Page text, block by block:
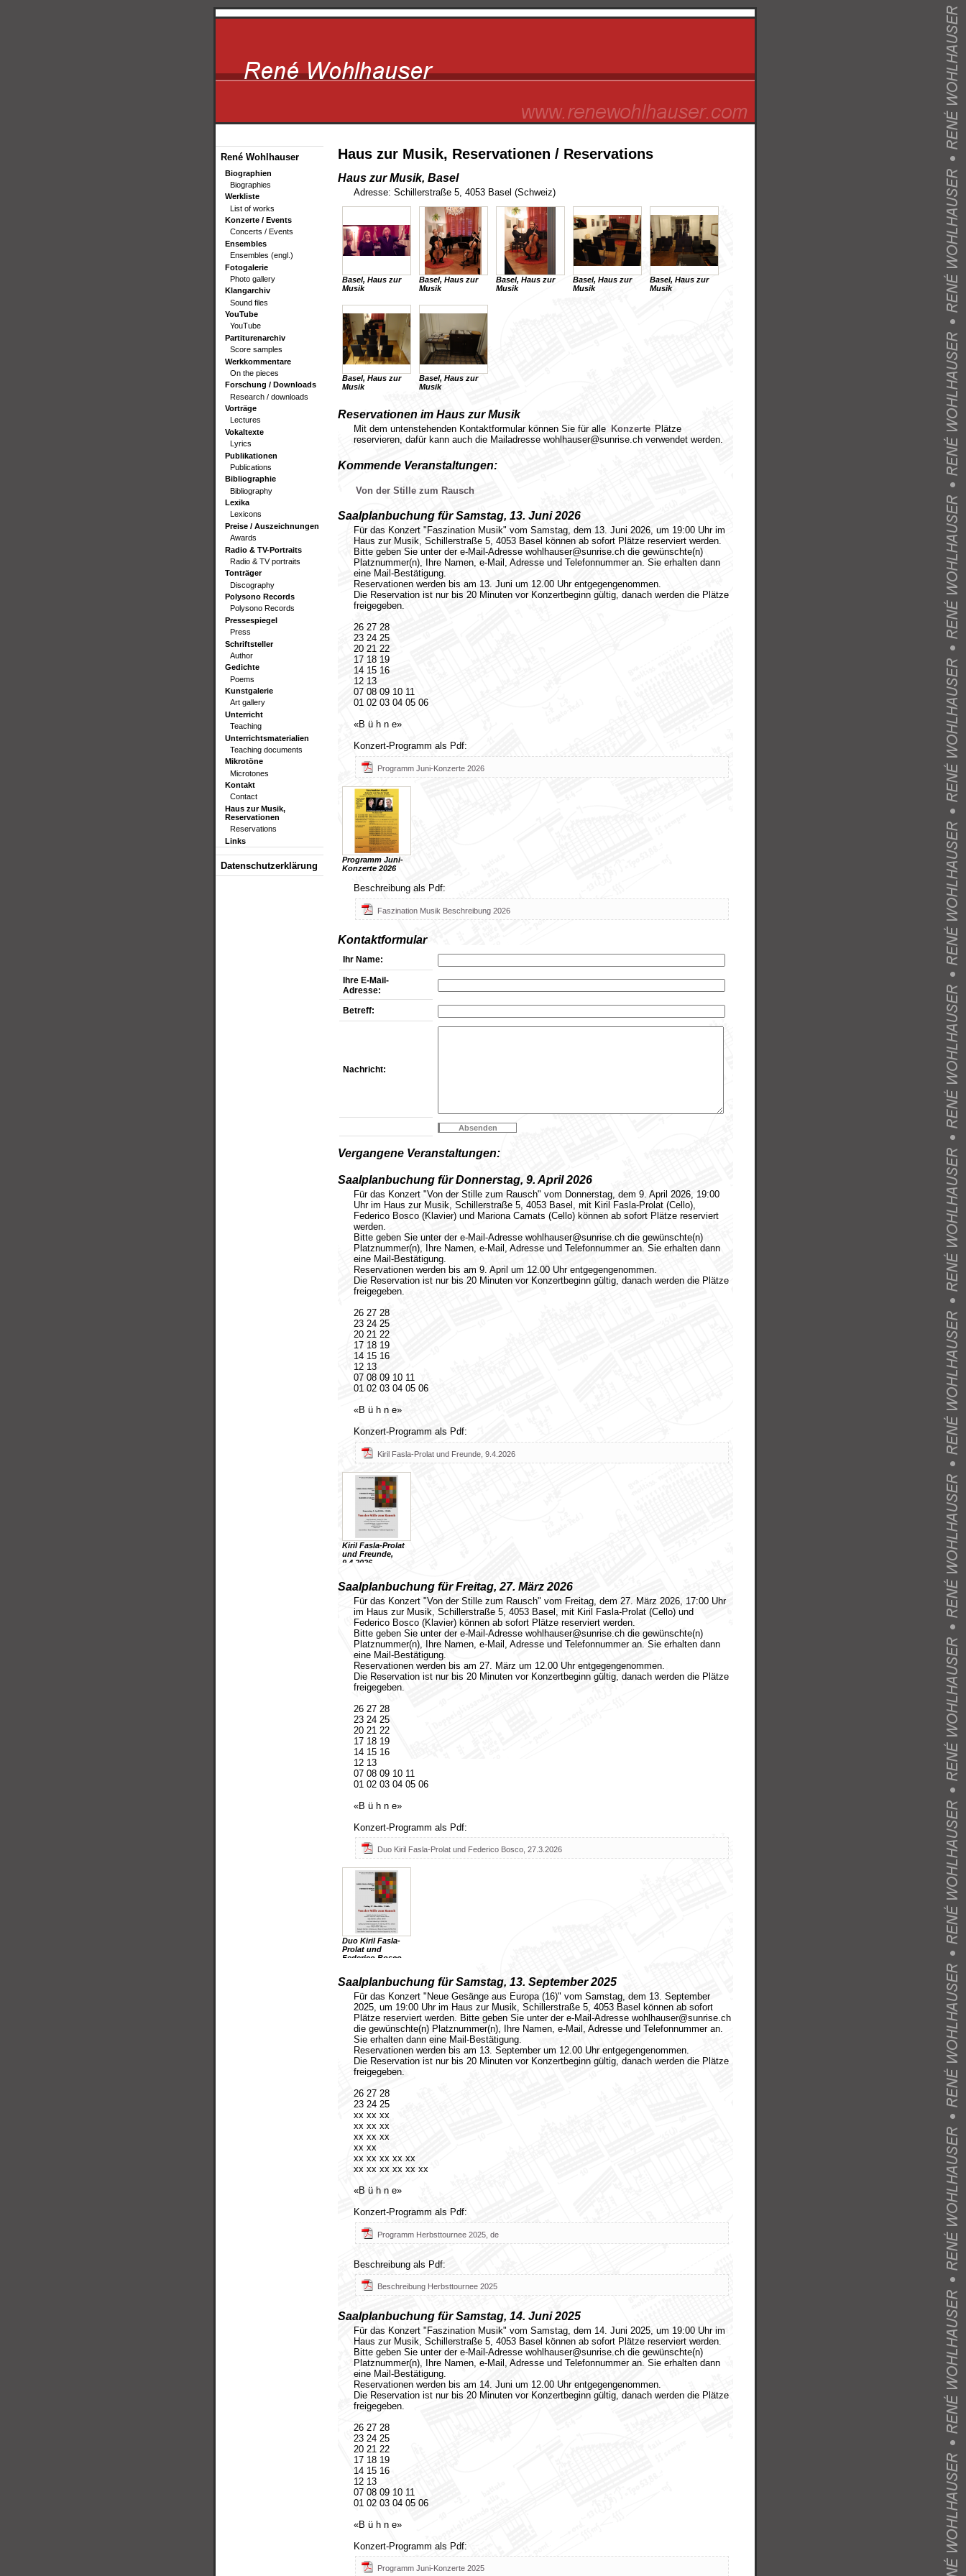
René Wohlhauser
Biographien
Biographies
Werkliste
List of works
Konzerte / Events
Concerts / Events
Ensembles
Ensembles (engl.)
Fotogalerie
Photo gallery
Klangarchiv
Sound files
YouTube
YouTube
Partiturenarchiv
Score samples
Werkkommentare
On the pieces
Forschung / Downloads
Research / downloads
Vorträge
Lectures
Vokaltexte
Lyrics
Publikationen
Publications
Bibliographie
Bibliography
Lexika
Lexicons
Preise / Auszeichnungen
Awards
Radio & TV-Portraits
Radio & TV portraits
Tonträger
Discography
Polysono Records
Polysono Records
Pressespiegel
Press
Schriftsteller
Author
Gedichte
Poems
Kunstgalerie
Art gallery
Unterricht
Teaching
Unterrichtsmaterialien
Teaching documents
Mikrotöne
Microtones
Kontakt
Contact
Haus zur Musik,
Reservationen
Reservations
Links
Datenschutzerklärung
Haus zur Musik, Reservationen / Reservations
Haus zur Musik, Basel
Adresse: Schillerstraße 5, 4053 Basel (Schweiz)
Basel, Haus zur
Musik
Basel, Haus zur
Musik
Basel, Haus zur
Musik
Basel, Haus zur
Musik
Basel, Haus zur
Musik
Basel, Haus zur
Musik
Basel, Haus zur
Musik
Reservationen im Haus zur Musik
Mit dem untenstehenden Kontaktformular können Sie für alle Konzerte Plätze
reservieren, dafür kann auch die Mailadresse wohlhauser@sunrise.ch verwendet werden.
Kommende Veranstaltungen:
Von der Stille zum Rausch
Saalplanbuchung für Samstag, 13. Juni 2026
Für das Konzert "Faszination Musik" vom Samstag, dem 13. Juni 2026, um 19:00 Uhr im
Haus zur Musik, Schillerstraße 5, 4053 Basel können ab sofort Plätze reserviert werden.
Bitte geben Sie unter der e-Mail-Adresse wohlhauser@sunrise.ch die gewünschte(n)
Platznummer(n), Ihre Namen, e-Mail, Adresse und Telefonnummer an. Sie erhalten dann
eine Mail-Bestätigung.
Reservationen werden bis am 13. Juni um 12.00 Uhr entgegengenommen.
Die Reservation ist nur bis 20 Minuten vor Konzertbeginn gültig, danach werden die Plätze
freigegeben.
26 27 28
23 24 25
20 21 22
17 18 19
14 15 16
12 13
07 08 09 10 11
01 02 03 04 05 06
«B ü h n e»
Konzert-Programm als Pdf:
Programm Juni-Konzerte 2026
Programm Juni-
Konzerte 2026
Beschreibung als Pdf:
Faszination Musik Beschreibung 2026
Kontaktformular
Ihr Name:
Ihre E-Mail-
Adresse:
Betreff:
Nachricht:
Vergangene Veranstaltungen:
Saalplanbuchung für Donnerstag, 9. April 2026
Für das Konzert "Von der Stille zum Rausch" vom Donnerstag, dem 9. April 2026, 19:00
Uhr im Haus zur Musik, Schillerstraße 5, 4053 Basel, mit Kiril Fasla-Prolat (Cello),
Federico Bosco (Klavier) und Mariona Camats (Cello) können ab sofort Plätze reserviert
werden.
Bitte geben Sie unter der e-Mail-Adresse wohlhauser@sunrise.ch die gewünschte(n)
Platznummer(n), Ihre Namen, e-Mail, Adresse und Telefonnummer an. Sie erhalten dann
eine Mail-Bestätigung.
Reservationen werden bis am 9. April um 12.00 Uhr entgegengenommen.
Die Reservation ist nur bis 20 Minuten vor Konzertbeginn gültig, danach werden die Plätze
freigegeben.
26 27 28
23 24 25
20 21 22
17 18 19
14 15 16
12 13
07 08 09 10 11
01 02 03 04 05 06
«B ü h n e»
Konzert-Programm als Pdf:
Kiril Fasla-Prolat und Freunde, 9.4.2026
Kiril Fasla-Prolat
und Freunde,
9.4.2026
Saalplanbuchung für Freitag, 27. März 2026
Für das Konzert "Von der Stille zum Rausch" vom Freitag, dem 27. März 2026, 17:00 Uhr
im Haus zur Musik, Schillerstraße 5, 4053 Basel, mit Kiril Fasla-Prolat (Cello) und
Federico Bosco (Klavier) können ab sofort Plätze reserviert werden.
Bitte geben Sie unter der e-Mail-Adresse wohlhauser@sunrise.ch die gewünschte(n)
Platznummer(n), Ihre Namen, e-Mail, Adresse und Telefonnummer an. Sie erhalten dann
eine Mail-Bestätigung.
Reservationen werden bis am 27. März um 12.00 Uhr entgegengenommen.
Die Reservation ist nur bis 20 Minuten vor Konzertbeginn gültig, danach werden die Plätze
freigegeben.
26 27 28
23 24 25
20 21 22
17 18 19
14 15 16
12 13
07 08 09 10 11
01 02 03 04 05 06
«B ü h n e»
Konzert-Programm als Pdf:
Duo Kiril Fasla-Prolat und Federico Bosco, 27.3.2026
Duo Kiril Fasla-
Prolat und
Federico Bosco,
Saalplanbuchung für Samstag, 13. September 2025
Für das Konzert "Neue Gesänge aus Europa (16)" vom Samstag, dem 13. September
2025, um 19:00 Uhr im Haus zur Musik, Schillerstraße 5, 4053 Basel können ab sofort
Plätze reserviert werden. Bitte geben Sie unter der e-Mail-Adresse wohlhauser@sunrise.ch
die gewünschte(n) Platznummer(n), Ihre Namen, e-Mail, Adresse und Telefonnummer an.
Sie erhalten dann eine Mail-Bestätigung.
Reservationen werden bis am 13. September um 12.00 Uhr entgegengenommen.
Die Reservation ist nur bis 20 Minuten vor Konzertbeginn gültig, danach werden die Plätze
freigegeben.
26 27 28
23 24 25
xx xx xx
xx xx xx
xx xx xx
xx xx
xx xx xx xx xx
xx xx xx xx xx xx
«B ü h n e»
Konzert-Programm als Pdf:
Programm Herbsttournee 2025, de
Beschreibung als Pdf:
Beschreibung Herbsttournee 2025
Saalplanbuchung für Samstag, 14. Juni 2025
Für das Konzert "Faszination Musik" vom Samstag, dem 14. Juni 2025, um 19:00 Uhr im
Haus zur Musik, Schillerstraße 5, 4053 Basel können ab sofort Plätze reserviert werden.
Bitte geben Sie unter der e-Mail-Adresse wohlhauser@sunrise.ch die gewünschte(n)
Platznummer(n), Ihre Namen, e-Mail, Adresse und Telefonnummer an. Sie erhalten dann
eine Mail-Bestätigung.
Reservationen werden bis am 14. Juni um 12.00 Uhr entgegengenommen.
Die Reservation ist nur bis 20 Minuten vor Konzertbeginn gültig, danach werden die Plätze
freigegeben.
26 27 28
23 24 25
20 21 22
17 18 19
14 15 16
12 13
07 08 09 10 11
01 02 03 04 05 06
«B ü h n e»
Konzert-Programm als Pdf:
Programm Juni-Konzerte 2025